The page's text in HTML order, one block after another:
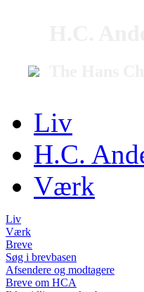
Liv
H.C.
Værk
Liv
Værk
Breve
Søg i brevbasen
Afsendere og modtagere
Breve om HCA